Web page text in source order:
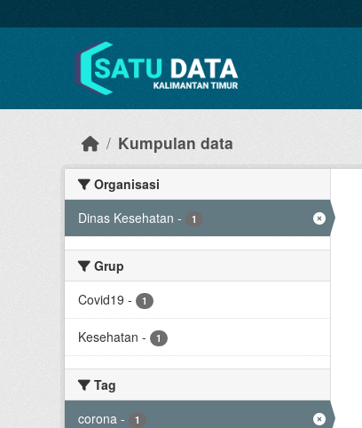
Kumpulan data
Organisasi
Dinas Kesehatan - 1
Grup
Covid19 - 1
Kesehatan - 1
Tag
corona - 1